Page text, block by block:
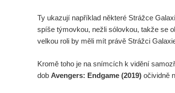
Ty ukazují například některé Strážce
spíše týmovkou, nežli sólovkou, takže se
velkou roli by měli mít právě Strážci
Kromě toho je na snímcích k vidění
dob Avengers: Endgame (2019) očividně